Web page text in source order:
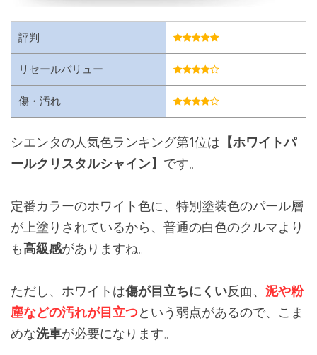
評判
リセールバリュー
傷・汚れ
シエンタの人気色ランキング第1位は 【ホワイトパ
ールクリスタルシャイン】 です。
定番カラーのホワイト色に、特別塗装色のパール層
が上塗りされているから、普通の白色のクルマより
も高級感がありますね。
ただし、ホワイトは傷が目立ちにくい反面、 泥や粉
塵などの汚れが目立つという弱点があるので、こま
めな洗車が必要になります。